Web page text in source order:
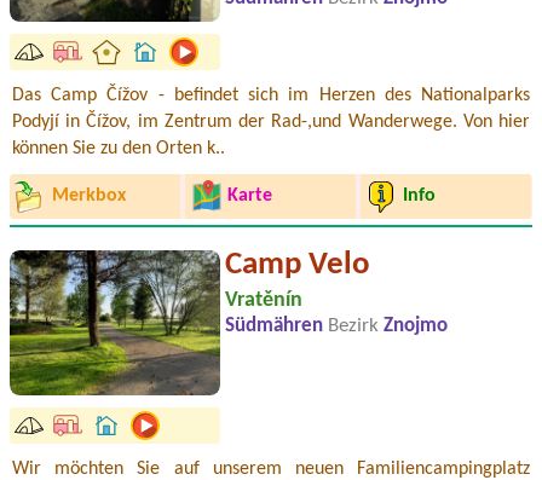
Das Camp Čížov - befindet sich im Herzen des Nationalparks
Podyjí in Čížov, im Zentrum der Rad-,und Wanderwege. Von hier
können Sie zu den Orten k..
Merkbox Karte Info
Camp Velo
Vratěnín
Südmähren Bezirk Znojmo
Wir möchten Sie auf unserem neuen Familiencampingplatz